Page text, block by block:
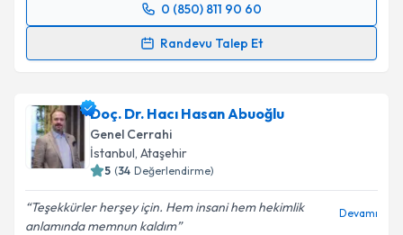
0 (850) 811 90 60
Randevu Talep Et
Randevu Takvimi Talebi
takvim hazırlandığında e-posta ile bilgilendireceğiz.
E-posta Adresiniz
Doç. Dr. Hacı Hasan Abuoğlu
Genel Cerrahi
İstanbul, Ataşehir
5 (34 Değerlendirme)
Teşekkürler herşey için. Hem insani hem hekimlik
anlamında memnun kaldım
Devamı